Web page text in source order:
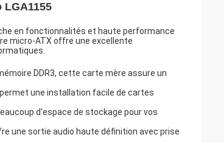
LGA1155
en fonctionnalités et haute performance
micro-ATX offre une excellente
DDR3, cette carte mère assure un
une installation facile de cartes
d'espace de stockage pour vos
une sortie audio haute définition avec prise